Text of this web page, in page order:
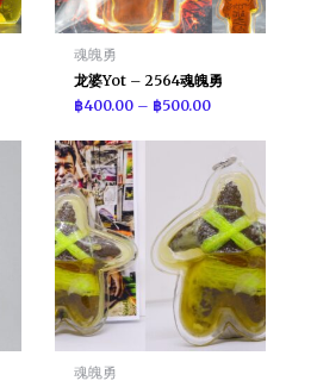
魂魄勇
龙婆Yot – 2564魂魄勇
฿400.00 – ฿500.00
魂魄勇